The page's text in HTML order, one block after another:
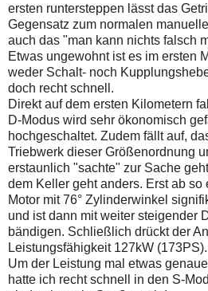
ersten runtersteppen lässt das
Gegensatz zum normalen
auch das "man kann nichts falsch
Etwas ungewohnt ist es im ersten
weder Schalt- noch
doch recht schnell.
Direkt auf dem ersten Kilometern
D-Modus wird sehr ökonomisch
hochgeschaltet. Zudem fällt auf,
Triebwerk dieser Größenordnung
erstaunlich "sachte" zur Sache
dem Keller geht anders. Erst ab so
Motor mit 76° Zylinderwinkel
und ist dann mit weiter steigender
bändigen. Schließlich drückt der
Leistungsfähigkeit 127kW (173PS).
Um der Leistung mal etwas
hatte ich recht schnell in den S-